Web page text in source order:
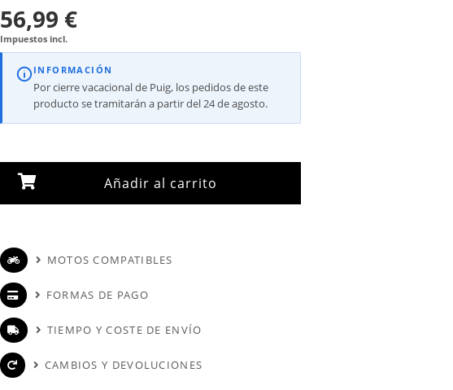
56,99 €
Impuestos incl.
INFORMACIÓN
Por cierre vacacional de Puig, los pedidos de este
producto se tramitarán a partir del 24 de agosto.
Añadir al carrito
MOTOS COMPATIBLES
FORMAS DE PAGO
TIEMPO Y COSTE DE ENVÍO
CAMBIOS Y DEVOLUCIONES